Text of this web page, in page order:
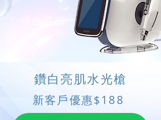
鑽白亮肌水光槍
​新客戶優惠$188